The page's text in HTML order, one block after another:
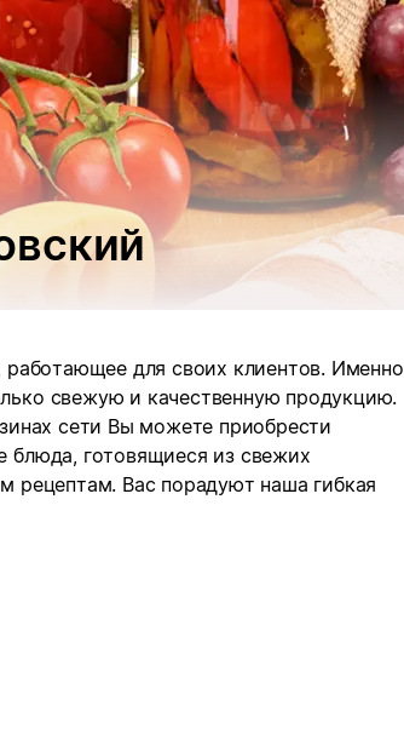
для своих клиентов. Именно
свежую и качественную продукцию.
сети Вы можете приобрести
готовящиеся из свежих
рецептам. Вас порадуют наша гибкая